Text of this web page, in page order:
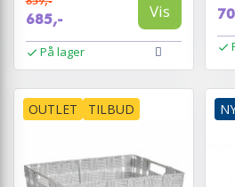
685,- Vis
På lager
OUTLET TILBUD